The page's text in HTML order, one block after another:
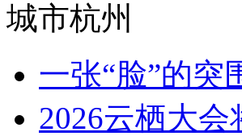
城市杭州
一张“脸”的突
2026云栖大会